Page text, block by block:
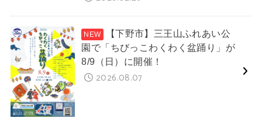
【下野市】三王山ふれあい公
園で「ちびっこわくわく盆踊り」が
8/9（日）に開催！
2026.08.07